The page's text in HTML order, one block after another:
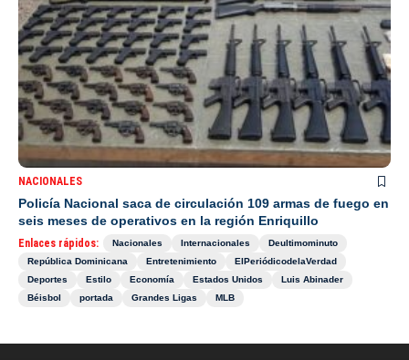
NACIONALES
Policía Nacional saca de circulación 109 armas de fuego en
seis meses de operativos en la región Enriquillo
Enlaces rápidos: Nacionales Internacionales
Deultimominuto
República Dominicana
Entretenimiento
ElPeriódicodelaVerdad
Deportes
Estilo Economía Estados Unidos
Luis Abinader
Béisbol
portada Grandes Ligas MLB